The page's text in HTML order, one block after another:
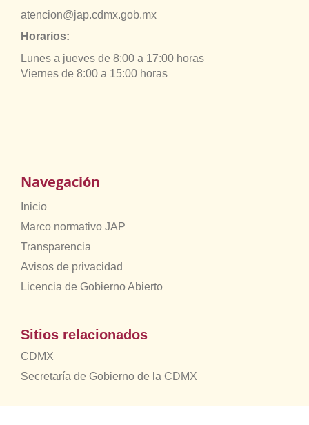
atencion@jap.cdmx.gob.mx
Horarios:
Lunes a jueves de 8:00 a 17:00 horas
Viernes de 8:00 a 15:00 horas
Navegación
Inicio
Marco normativo JAP
Transparencia
Avisos de privacidad
Licencia de Gobierno Abierto
Sitios relacionados
CDMX
Secretaría de Gobierno de la CDMX